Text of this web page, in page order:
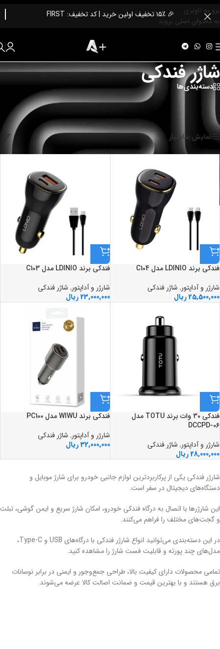
برو به ناوبری
به محتوای اصلی بروید
🎉 ۱۵٪ تخفیف اولین خرید | کد تخفیف: FIRST
شاژر فندکی
دسته‌بندی‌ها
تمامی مدلهای شاژر فندکی
خانه
نمایش همه 4 نتیجه
نمایش سایدبار
فندکي برند LDINIO مدل C104
شارژر و آداپتور, شاژر فندکی
25,500,000ریال
فندکي برند LDINIO مدل C103
شارژر و آداپتور, شاژر فندکی
23,000,000ریال
فندکي 30 وات برند TOTU مدل
DCCPD-06
شارژر و آداپتور, شاژر فندکی
28,000,000ریال
فندکي برند WIWU مدل PC100
شارژر و آداپتور, شاژر فندکی
32,000,000ریال
شارژر فندکی یکی از پرکاربردترین لوازم جانبی خودرو برای شارژ موبایل و
دستگاه‌های دیجیتال در سفر است.
این شارژرها با اتصال به درگاه فندکی خودرو، امکان شارژ سریع و ایمن گوشی، تبلت
و گجت‌های مختلف را فراهم می‌کنند.
در این دسته‌بندی می‌توانید انواع شارژر فندکی با درگاه‌های USB و Type-C،
مدل‌های چند پورته و قابلیت فست شارژ را مشاهده کنید.
تمامی محصولات دارای کیفیت بالا، طراحی جمع‌وجور و ایمنی در برابر نوسانات
برق هستند و با بهترین قیمت و ضمانت اصالت کالا عرضه می‌شوند.